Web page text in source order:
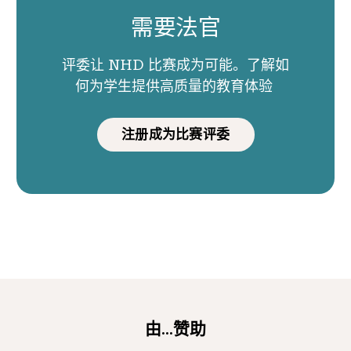
需要法官
评委让 NHD 比赛成为可能。了解如
何为学生提供高质量的教育体验
注册成为比赛评委
由...赞助